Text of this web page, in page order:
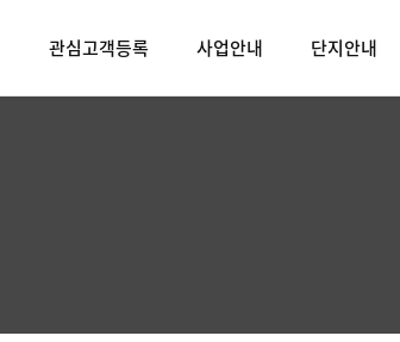
관심고객등록 사업안내 단지안내